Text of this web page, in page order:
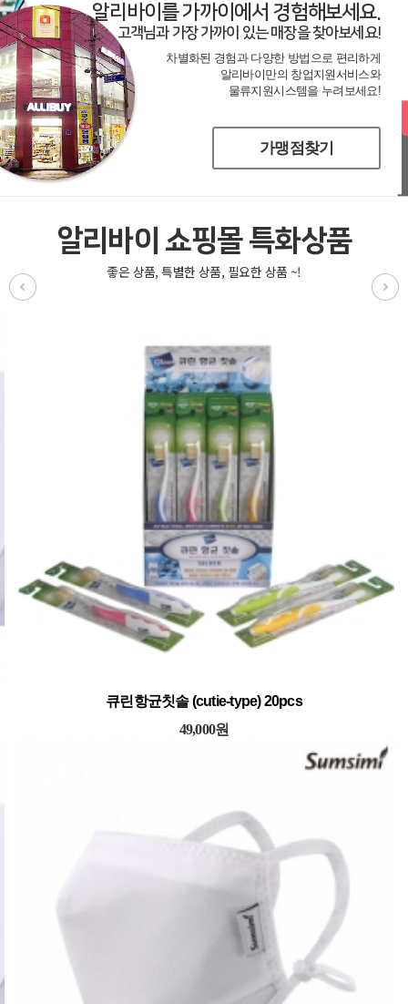
알리바이를 가까이에서 경험해보세요.
고객님과 가장 가까이 있는 매장을 찾아보세요!
차별화된 경험과 다양한 방법으로 편리하게
알리바이만의 창업지원서비스와
물류지원시스템을 누려보세요!
가맹점찾기
알리바이 쇼핑몰 특화상품
큐린항균칫솔 (cutie-type) 20pcs